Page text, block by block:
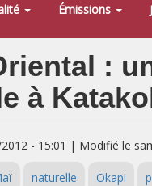
Émissions
:
à
- 15:01 | Modifié le
naturelle Okapi